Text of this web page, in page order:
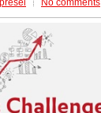
No comments